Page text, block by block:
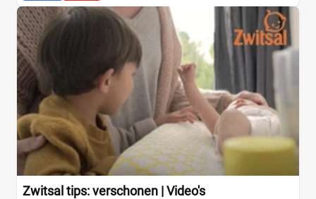
Zwitsal tips: verschonen | Video's